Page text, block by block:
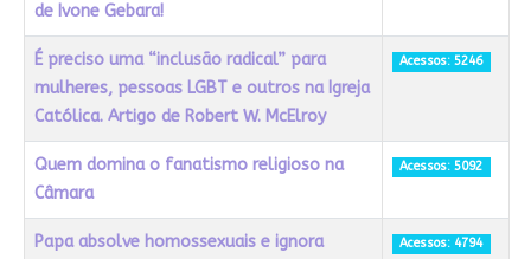
de Ivone Gebara!
É preciso uma “inclusão radical” para
mulheres, pessoas LGBT e outros na Igreja
Católica. Artigo de Robert W. McElroy
Acessos: 5246
Quem domina o fanatismo religioso na
Câmara
Acessos: 5092
Papa absolve homossexuais e ignora
Acessos: 4794